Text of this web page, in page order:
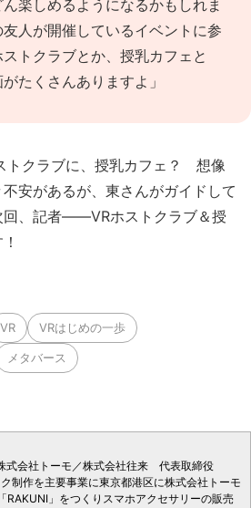
楽しめるようになるかもしれま
人が開催しているイベントに参
トクラブとか、授乳カフェと
たくさんありますよ」
トクラブに、授乳カフェ？ 想像
安があるが、東さんがガイドして
回、記者――VRホストクラブ＆授
VR VRはじめの一歩
メタバース
式会社トーモ／株式会社往来 代表取締役
制作を主要事業に東京都港区に株式会社トーモ
RAKUNI」をつくりスマホアクセサリーの販売